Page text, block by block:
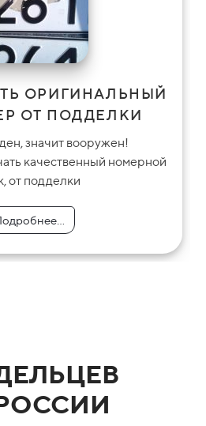
ОРИГИНАЛЬНЫЙ
ОТ ПОДДЕЛКИ
значит вооружен!
качественный номерной
от подделки